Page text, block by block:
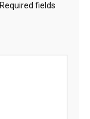
Required fields